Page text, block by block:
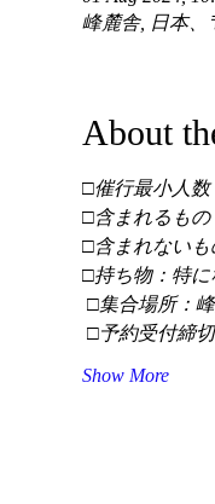
峰麓舎, 日本、
About
□催行最小人数
□含まれるも
□含まれない
□持ち物：特に
□集合場所：
□予約受付締
Show More